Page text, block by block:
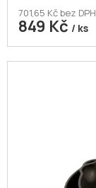
701,65 Kč bez DPH
849 Kč / ks